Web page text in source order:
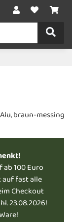
100 Euro
auf fast alle
Checkout
23.08.2026!